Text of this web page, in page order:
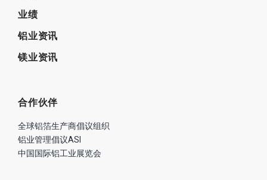
业绩
铝业资讯
镁业资讯
合作伙伴
全球铝箔生产商倡议组织
铝业管理倡议ASI
中国国际铝工业展览会